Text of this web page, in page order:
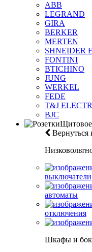
ABB
LEGRAND
GIRA
BERKER
MERTEN
SHNEIDER
FONTINI
BTICHINO
JUNG
WERKEL
FEDE
T&J
BJC
Щитовое
выключатели
автоматы
отключения
Шкафы и